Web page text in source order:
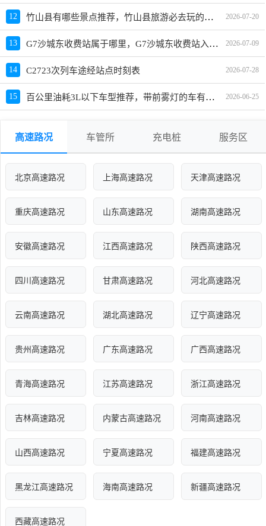
12 竹山县有哪些景点推荐，竹山县旅游必去玩的景区 2026-07-20
13 G7沙城东收费站属于哪里，G7沙城东收费站入口的详细地址 2026-07-09
14 C2723次列车途经站点时刻表 2026-07-28
15 百公里油耗3L以下车型推荐，带前雾灯的车有哪些？哪款好？价格多少？ 2026-06-25
高速路况 车管所 充电桩 服务区
北京高速路况 上海高速路况 天津高速路况
重庆高速路况 山东高速路况 湖南高速路况
安徽高速路况 江西高速路况 陕西高速路况
四川高速路况 甘肃高速路况 河北高速路况
云南高速路况 湖北高速路况 辽宁高速路况
贵州高速路况 广东高速路况 广西高速路况
青海高速路况 江苏高速路况 浙江高速路况
吉林高速路况 内蒙古高速路况 河南高速路况
山西高速路况 宁夏高速路况 福建高速路况
黑龙江高速路况 海南高速路况 新疆高速路况
西藏高速路况